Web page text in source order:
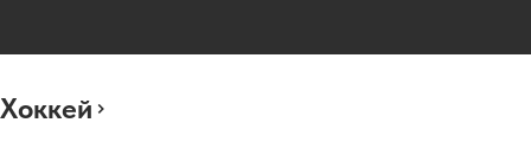
Хоккей